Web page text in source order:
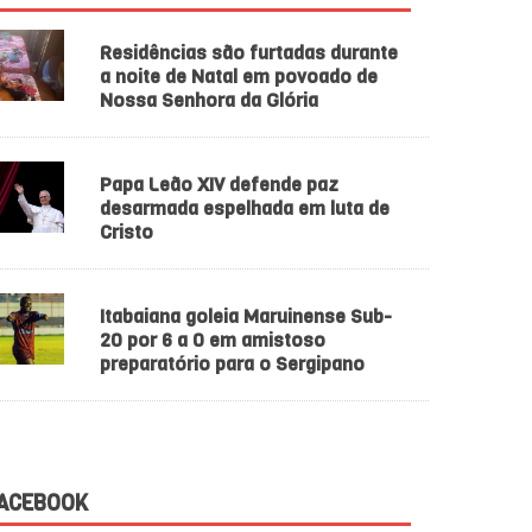
Residências são furtadas durante
a noite de Natal em povoado de
Nossa Senhora da Glória
Papa Leão XIV defende paz
desarmada espelhada em luta de
Cristo
Itabaiana goleia Maruinense Sub-
20 por 6 a 0 em amistoso
preparatório para o Sergipano